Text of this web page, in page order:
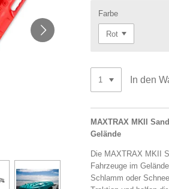
Farbe
In den
MAXTRAX MKII
Gelände
Die MAXTRAX MKII
Fahrzeuge im
Schlamm oder